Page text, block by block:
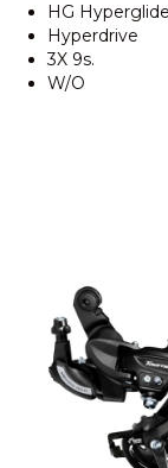
HG
Hyperdrive
3X 9s.
W/O